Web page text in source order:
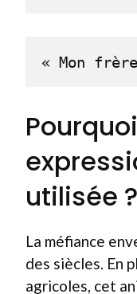
« Mon
utilisée ?
La méfiance
des siècles. En
agricoles, cet